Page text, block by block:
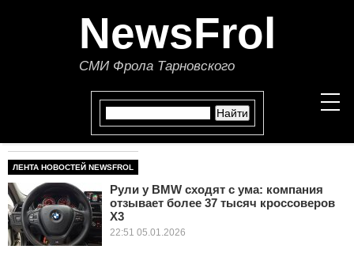
NewsFrol
СМИ Фрола Тарновского
СТАТЬИ
ЛЕНТА НОВОСТЕЙ NEWSFROL
Рули у BMW сходят с ума: компания
отзывает более 37 тысяч кроссоверов
X3
22:51 05.01.2026